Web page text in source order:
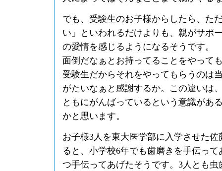
でも、受験生のお子様からしたら、た
い」といわれるだけよりも、親がサポ
の愛情を感じるようになるそうです。
面倒だなぁとお持ってることをやって
受験生だからそれをやってもらうのは
がたいなぁと感謝するか。この違いは
ともにがんばっているという意識があ
かと思います。
お子様3人を東大医学部に入学させた
ると、小学校6年でも歯磨きを手伝って
つ手伝ってあげたそうです。3人とも虫